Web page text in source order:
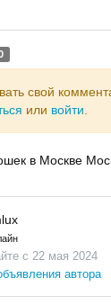
свой
или войти
в Москве
с 22 мая 2024
автора